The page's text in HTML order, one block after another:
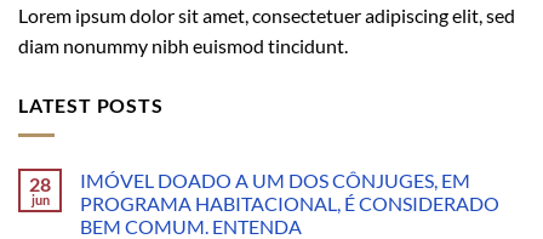
Lorem ipsum dolor sit amet, consectetuer adipiscing elit, sed
diam nonummy nibh euismod tincidunt.
LATEST POSTS
28
jun
IMÓVEL DOADO A UM DOS CÔNJUGES, EM
PROGRAMA HABITACIONAL, É CONSIDERADO
BEM COMUM. ENTENDA